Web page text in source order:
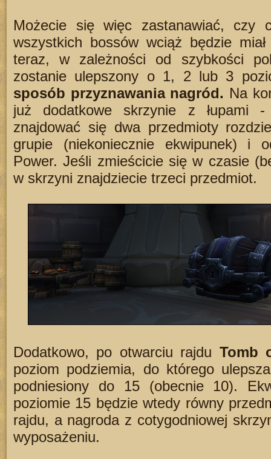
Możecie się więc zastanawiać, czy
wszystkich bossów wciąż będzie
teraz, w zależności od szybkości
zostanie ulepszony o 1, 2 lub 3
sposób przyznawania nagród. Na
już dodatkowe skrzynie z łupami
znajdować się dwa przedmioty
grupie (niekoniecznie ekwipunek) i
Power. Jeśli zmieścicie się w czasie
w skrzyni znajdziecie trzeci przedmiot.
Dodatkowo, po otwarciu rajdu Tomb
poziom podziemia, do którego
podniesiony do 15 (obecnie 10).
poziomie 15 będzie wtedy równy
rajdu, a nagroda z cotygodniowej
wyposażeniu.